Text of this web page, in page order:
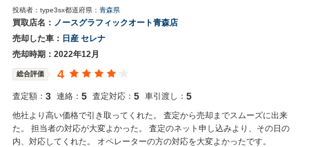
投稿者：type3sx都道府県： 青森県
買取店名： ノースグラフィックオート青森店
売却した車： 日産 セレナ
売却時期：2022年12月
総合評価 4
査定額： 3 連絡： 5 査定対応： 5 車引渡し： 5
他社より高い価格で引き取ってくれた。 査定から売却までスムーズに出来
た。 担当者の対応が大変よかった。 査定のネット申し込みより、その日の
内、対応してくれた。 オペレーターの方の対応を大変よかったです。